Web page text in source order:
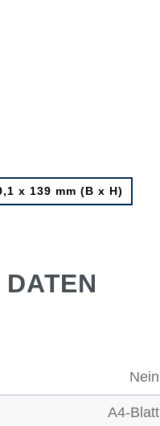
x 139 mm (B x H)
Nein
A4-Blatt